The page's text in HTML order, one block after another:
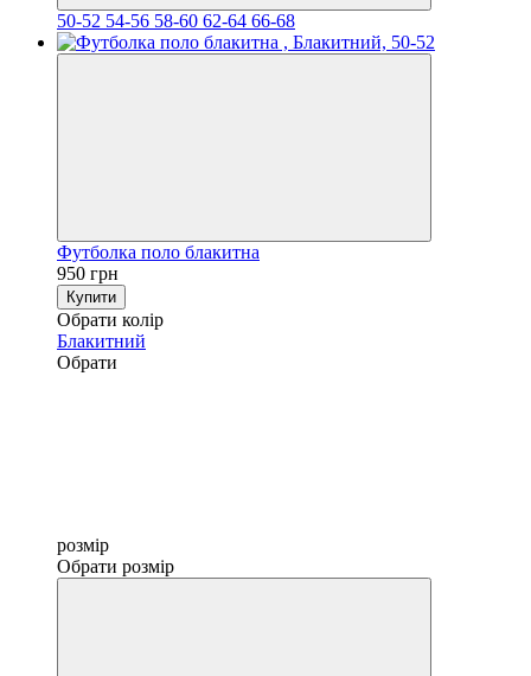
50-52 54-56 58-60 62-64 66-68
Футболка поло блакитна
950 грн
Купити
Обрати колір
Блакитний
Обрати
розмір
Обрати розмір